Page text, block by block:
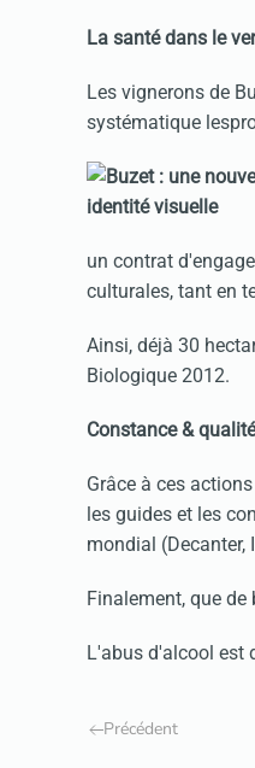
La santé dans le
Les vignerons de
systématique
un contrat
culturales, tant en
Ainsi, déjà 30
Biologique 2012.
Constance &
Grâce à ces
les guides et les
mondial (Decanter,
Finalement, que
L'abus d'alcool est
Précédent